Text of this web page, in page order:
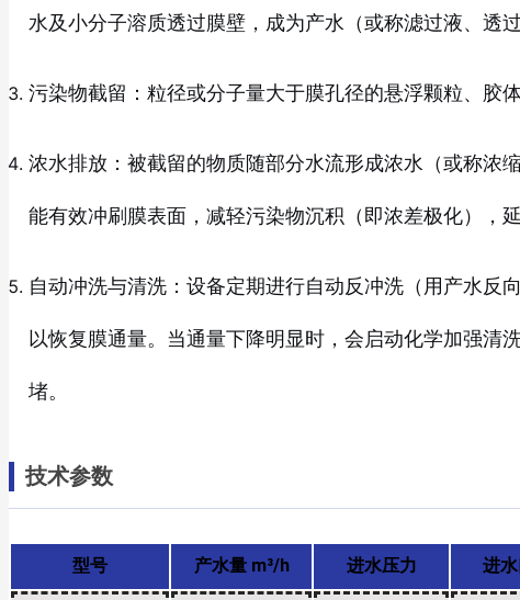
水及小分子溶质透过膜壁，成为产水（或称滤过液、透过
污染物截留：粒径或分子量大于膜孔径的悬浮颗粒、胶
浓水排放：被截留的物质随部分水流形成浓水（或称浓
能有效冲刷膜表面，减轻污染物沉积（即浓差极化），
自动冲洗与清洗：设备定期进行自动反冲洗（用产水反
以恢复膜通量。当通量下降明显时，会启动化学加强清
堵。
技术参数
型号 产水量 m³/h 进水压力 进水